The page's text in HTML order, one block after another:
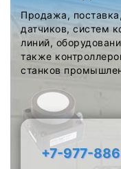
Продажа,
датчиков, систем
линий,
также
станков
+7-977-